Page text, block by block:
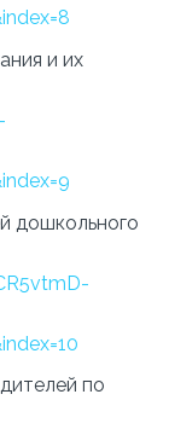
и их
дошкольного
по